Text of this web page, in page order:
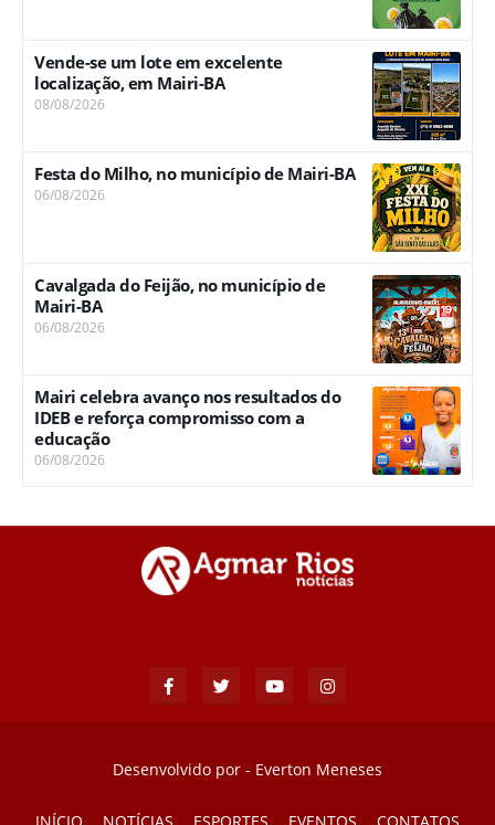
Vende-se um lote em excelente
localização, em Mairi-BA
08/08/2026
Festa do Milho, no município de Mairi-BA
06/08/2026
Cavalgada do Feijão, no município de
Mairi-BA
06/08/2026
Mairi celebra avanço nos resultados do
IDEB e reforça compromisso com a
educação
06/08/2026
Desenvolvido por - Everton Meneses